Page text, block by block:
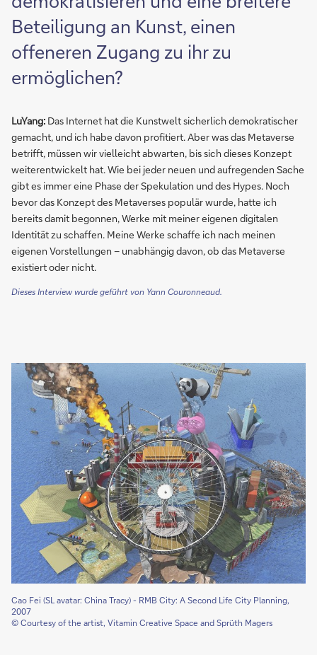
Beteiligung an Kunst, einen
offeneren Zugang zu ihr zu
ermöglichen?
LuYang: Das Internet hat die Kunstwelt sicherlich demokratischer
gemacht, und ich habe davon profitiert. Aber was das Metaverse
betrifft, müssen wir vielleicht abwarten, bis sich dieses Konzept
weiterentwickelt hat. Wie bei jeder neuen und aufregenden Sache
gibt es immer eine Phase der Spekulation und des Hypes. Noch
bevor das Konzept des Metaverses populär wurde, hatte ich
bereits damit begonnen, Werke mit meiner eigenen digitalen
Identität zu schaffen. Meine Werke schaffe ich nach meinen
eigenen Vorstellungen – unabhängig davon, ob das Metaverse
existiert oder nicht.
Dieses Interview wurde geführt von Yann Couronneaud.
Cao Fei (SL avatar: China Tracy) - RMB City: A Second Life City Planning,
2007
© Courtesy of the artist, Vitamin Creative Space and Sprüth Magers